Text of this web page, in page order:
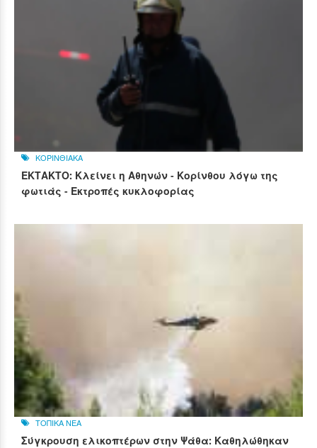
ΚΟΡΙΝΘΙΑΚΑ
ΕΚΤΑΚΤΟ: Κλείνει η Αθηνών - Κορίνθου λόγω της
φωτιάς - Εκτροπές κυκλοφορίας
ΤΟΠΙΚΑ ΝΕΑ
Σύγκρουση ελικοπτέρων στην Ψάθα: Καθηλώθηκαν